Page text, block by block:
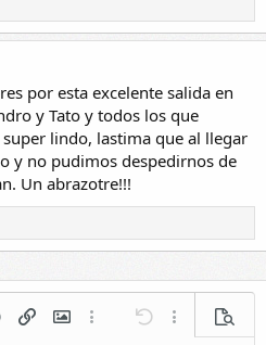
por esta excelente salida en
y Tato y todos los que
lindo, lastima que al llegar
y no pudimos despedirnos de
Un abrazotre!!!
Insertar enlace
Insertar imagen
Más opciones...
Deshacer
Más
Vista